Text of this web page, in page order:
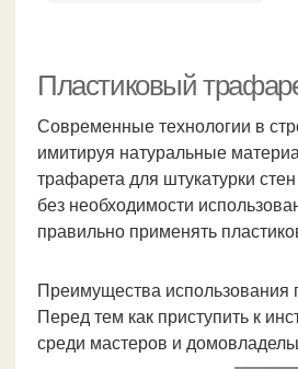
Пластиковый
Современные технологии в
имитируя натуральные
трафарета для штукатурки
без необходимости
правильно применять
Преимущества использования
Перед тем как приступить к
среди мастеров и